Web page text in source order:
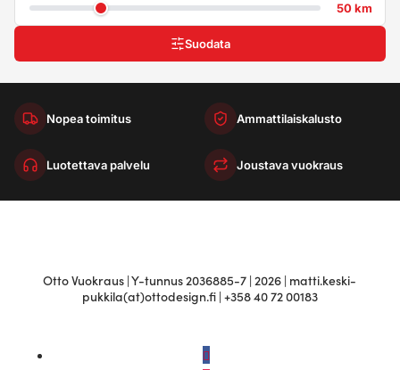
50 km
Suodata
Nopea toimitus Ammattilaiskalusto
Luotettava palvelu Joustava vuokraus
Otto Vuokraus | Y-tunnus 2036885-7 | 2026 | matti.keski-
pukkila(at)ottodesign.fi | +358 40 72 00183